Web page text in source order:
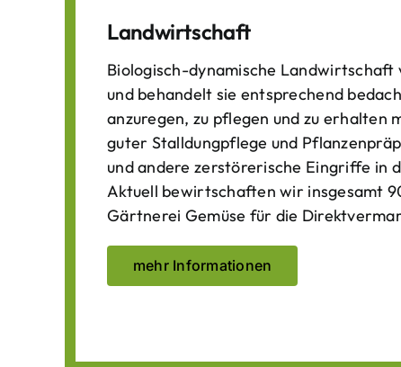
Landwirtschaft
Biologisch-dynamische Landwirtschaft
und behandelt sie entsprechend
anzuregen, zu pflegen und zu
guter Stalldungpflege und
und andere zerstörerische Eingriffe in
Aktuell bewirtschaften wir insgesamt
Gärtnerei Gemüse für die
mehr Informationen